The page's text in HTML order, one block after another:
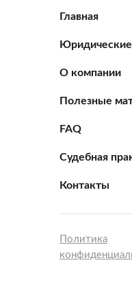
Главная
Юридические
О компании
Полезные
FAQ
Судебная
Контакты
Политика